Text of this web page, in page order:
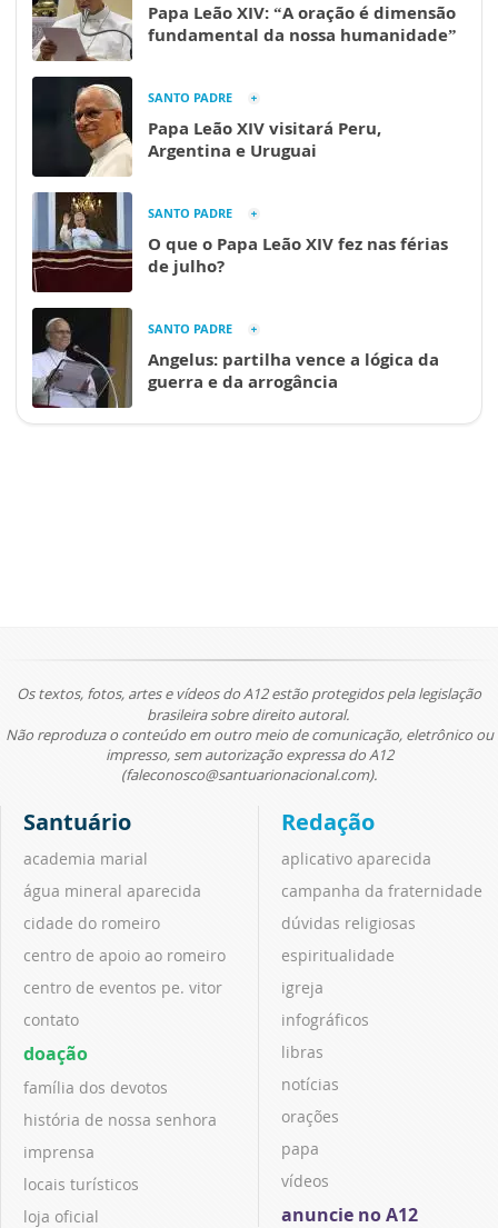
Papa Leão XIV: “A oração é dimensão
fundamental da nossa humanidade”
SANTO PADRE
Papa Leão XIV visitará Peru,
Argentina e Uruguai
SANTO PADRE
O que o Papa Leão XIV fez nas férias
de julho?
SANTO PADRE
Angelus: partilha vence a lógica da
guerra e da arrogância
Os textos, fotos, artes e vídeos do A12 estão protegidos pela legislação
brasileira sobre direito autoral.
Não reproduza o conteúdo em outro meio de comunicação, eletrônico ou
impresso, sem autorização expressa do A12
(faleconosco@santuarionacional.com).
Santuário
academia marial
água mineral aparecida
cidade do romeiro
centro de apoio ao romeiro
centro de eventos pe. vitor
contato
doação
família dos devotos
história de nossa senhora
imprensa
locais turísticos
loja oficial
Redação
aplicativo aparecida
campanha da fraternidade
dúvidas religiosas
espiritualidade
igreja
infográficos
libras
notícias
orações
papa
vídeos
anuncie no A12